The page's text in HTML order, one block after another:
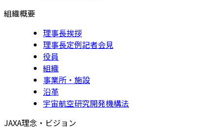
組織概要
理事長挨拶
理事長定例記者会見
役員
組織
事業所・施設
沿革
宇宙航空研究開発機構法
JAXA理念・ビジョン